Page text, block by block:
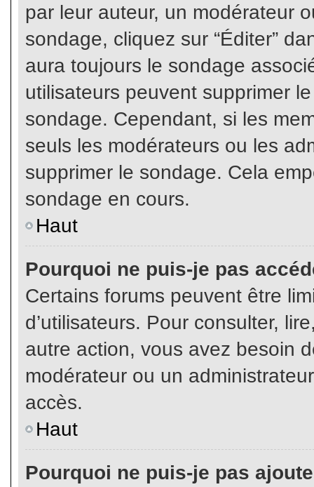
par leur auteur, un modérateur
sondage, cliquez sur “Éditer”
aura toujours le sondage
utilisateurs peuvent supprimer
sondage. Cependant, si les
seuls les modérateurs ou les
supprimer le sondage. Cela
sondage en cours.
Haut
Pourquoi ne puis-je pas
Certains forums peuvent être
d’utilisateurs. Pour consulter,
autre action, vous avez besoin
modérateur ou un
accès.
Haut
Pourquoi ne puis-je pas